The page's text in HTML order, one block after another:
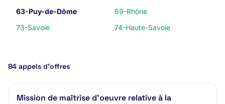
63-Puy-de-Dôme
69-Rhône
73-Savoie
74-Haute-Savoie
84 appels d’offres
Mission de maîtrise d'oeuvre relative à la